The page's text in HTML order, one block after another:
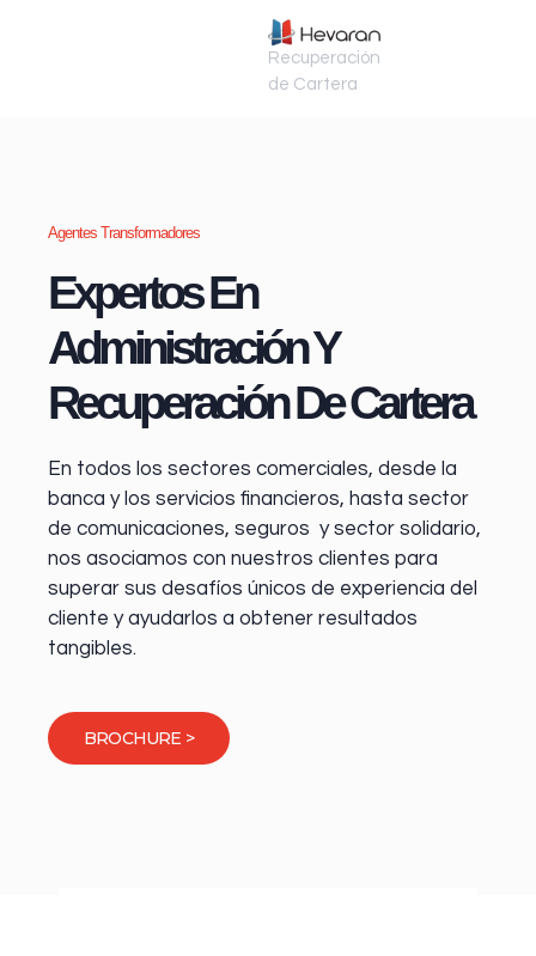
Recuperación
de Cartera
Agentes Transformadores
Expertos En
Administración Y
Recuperación De Cartera
En todos los sectores comerciales, desde la
banca y los servicios financieros, hasta sector
de comunicaciones, seguros y sector solidario,
nos asociamos con nuestros clientes para
superar sus desafíos únicos de experiencia del
cliente y ayudarlos a obtener resultados
tangibles.
BROCHURE >